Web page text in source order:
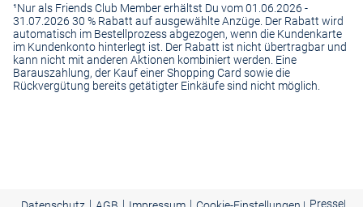
¹Nur als Friends Club Member erhältst Du vom 01.06.2026 -
31.07.2026 30 % Rabatt auf ausgewählte Anzüge. Der Rabatt wird
automatisch im Bestellprozess abgezogen, wenn die Kundenkarte
im Kundenkonto hinterlegt ist. Der Rabatt ist nicht übertragbar und
kann nicht mit anderen Aktionen kombiniert werden. Eine
Barauszahlung, der Kauf einer Shopping Card sowie die
Rückvergütung bereits getätigter Einkäufe sind nicht möglich.
| | | Presse|